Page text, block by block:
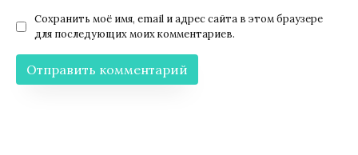
Сохранить моё имя, email и адрес сайта в этом браузере
для последующих моих комментариев.